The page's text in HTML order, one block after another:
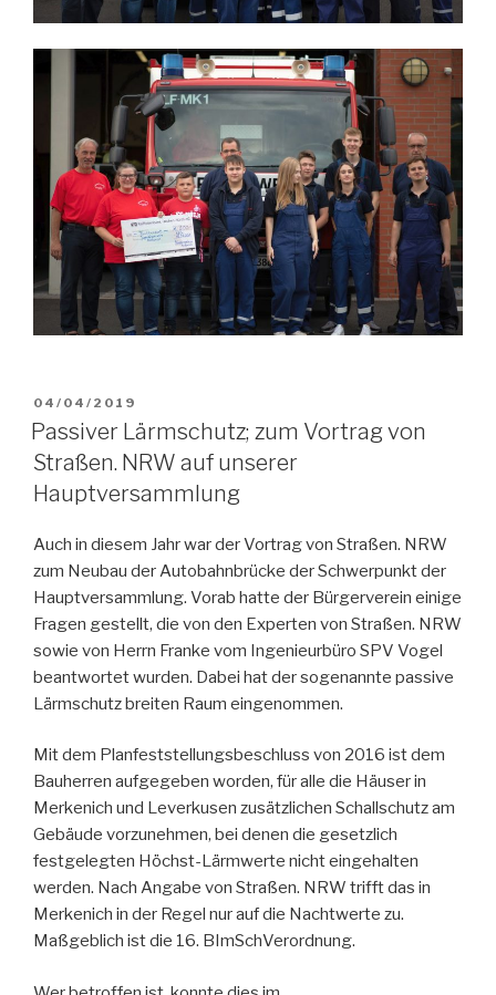
VERÖFFENTLICHT
AM
04/04/2019
Passiver Lärmschutz; zum Vortrag von
Straßen. NRW auf unserer
Hauptversammlung
Auch in diesem Jahr war der Vortrag von Straßen. NRW
zum Neubau der Autobahnbrücke der Schwerpunkt der
Hauptversammlung. Vorab hatte der Bürgerverein einige
Fragen gestellt, die von den Experten von Straßen. NRW
sowie von Herrn Franke vom Ingenieurbüro SPV Vogel
beantwortet wurden. Dabei hat der sogenannte passive
Lärmschutz breiten Raum eingenommen.
Mit dem Planfeststellungsbeschluss von 2016 ist dem
Bauherren aufgegeben worden, für alle die Häuser in
Merkenich und Leverkusen zusätzlichen Schallschutz am
Gebäude vorzunehmen, bei denen die gesetzlich
festgelegten Höchst-Lärmwerte nicht eingehalten
werden. Nach Angabe von Straßen. NRW trifft das in
Merkenich in der Regel nur auf die Nachtwerte zu.
Maßgeblich ist die 16. BImSchVerordnung.